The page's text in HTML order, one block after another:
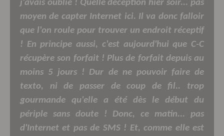
j'avais oublié ! Quelle déception hier soir... pas
moyen de capter Internet ici. Il va donc falloir
que l'on roule pour trouver un endroit réceptif
! En principe aussi, c'est aujourd'hui que C-C
récupère son forfait ! Plus de forfait depuis au
moins 5 jours ! Dur de ne pouvoir faire de
texto, ni de passer de coup de fil.. trop
gourmande qu'elle a été dès le début du
périple sans doute ! Donc, ce matin... pas
d'Internet et pas de SMS ! Et, comme elle est